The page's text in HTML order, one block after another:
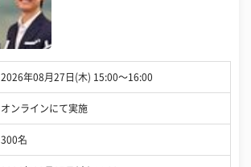
2026年08月27日(木) 15:00〜16:00
オンラインにて実施
300名